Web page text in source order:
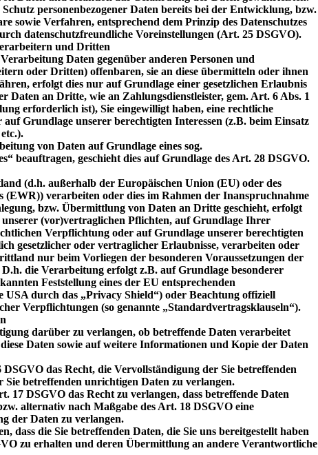
personenbezogener Daten bereits bei der Entwicklung, bzw.
sowie Verfahren, entsprechend dem Prinzip des Datenschutzes
datenschutzfreundliche Voreinstellungen (Art. 25 DSGVO).
und Dritten
Daten gegenüber anderen Personen und
oder Dritten) offenbaren, sie an diese übermitteln oder ihnen
erfolgt dies nur auf Grundlage einer gesetzlichen Erlaubnis
Daten an Dritte, wie an Zahlungsdienstleister, gem. Art. 6 Abs. 1
erforderlich ist), Sie eingewilligt haben, eine rechtliche
Grundlage unserer berechtigten Interessen (z.B. beim Einsatz
von Daten auf Grundlage eines sog.
beauftragen, geschieht dies auf Grundlage des Art. 28 DSGVO.
(d.h. außerhalb der Europäischen Union (EU) oder des
(EWR)) verarbeiten oder dies im Rahmen der Inanspruchnahme
bzw. Übermittlung von Daten an Dritte geschieht, erfolgt
(vor)vertraglichen Pflichten, auf Grundlage Ihrer
Verpflichtung oder auf Grundlage unserer berechtigten
gesetzlicher oder vertraglicher Erlaubnisse, verarbeiten oder
nur beim Vorliegen der besonderen Voraussetzungen der
die Verarbeitung erfolgt z.B. auf Grundlage besonderer
Feststellung eines der EU entsprechenden
USA durch das „Privacy Shield“) oder Beachtung offiziell
Verpflichtungen (so genannte „Standardvertragsklauseln“).
darüber zu verlangen, ob betreffende Daten verarbeitet
Daten sowie auf weitere Informationen und Kopie der Daten
das Recht, die Vervollständigung der Sie betreffenden
betreffenden unrichtigen Daten zu verlangen.
17 DSGVO das Recht zu verlangen, dass betreffende Daten
alternativ nach Maßgabe des Art. 18 DSGVO eine
der Daten zu verlangen.
dass die Sie betreffenden Daten, die Sie uns bereitgestellt haben
zu erhalten und deren Übermittlung an andere Verantwortliche